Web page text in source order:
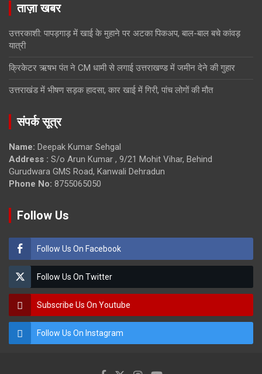
ताज़ा खबर
उत्तरकाशी: पापड़गाड़ में खाई के मुहाने पर अटका पिकअप, बाल-बाल बचे कांवड़
यात्री
क्रिकेटर ऋषभ पंत ने CM धामी से लगाई उत्तराखण्ड में जमीन देने की गुहार
उत्तराखंड में भीषण सड़क हादसा, कार खाई में गिरी, पांच लोगों की मौत
संपर्क सूत्र
Name: Deepak Kumar Sehgal
Address : S/o Arun Kumar , 9/21 Mohit Vihar, Behind
Gurudwara GMS Road, Kanwali Dehradun
Phone No: 8755065050
Follow Us
Follow Us On Facebook
Follow Us On Twitter
Subscribe Us On Youtube
Follow Us On Instagram